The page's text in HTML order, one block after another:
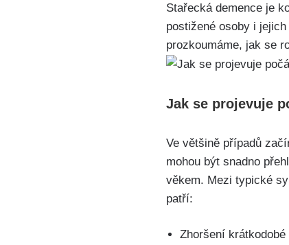
Stařecká demence je
postižené osoby i
prozkoumáme, jak se
Jak se projevuje
Ve většině případů
mohou být snadno
věkem. Mezi typické
patří:
Zhoršení